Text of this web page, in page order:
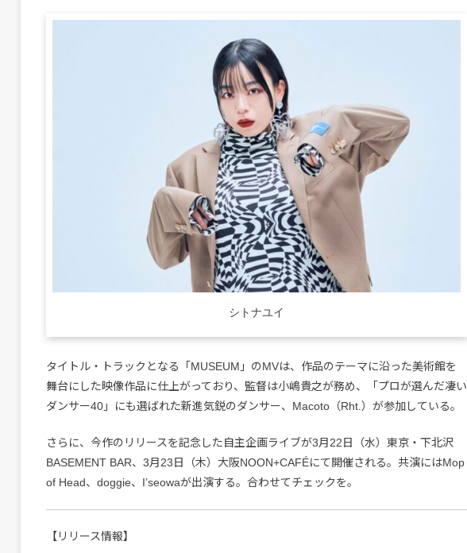
シトナユイ
タイトル・トラックとなる「MUSEUM」のMVは、作品のテーマに沿った美術館を
舞台にした映像作品に仕上がっており、監督は小嶋貴之が務め、「プロが選んだ凄い
ダンサー40」にも選ばれた新進気鋭のダンサー、Macoto（Rht.）が参加している。
さらに、今作のリリースを記念した自主企画ライブが3月22日（水）東京・下北沢
BASEMENT BAR、3月23日（木）大阪NOON+CAFÉにて開催される。共演にはMop
of Head、doggie、I’seowaが出演する。合わせてチェックを。
【リリース情報】